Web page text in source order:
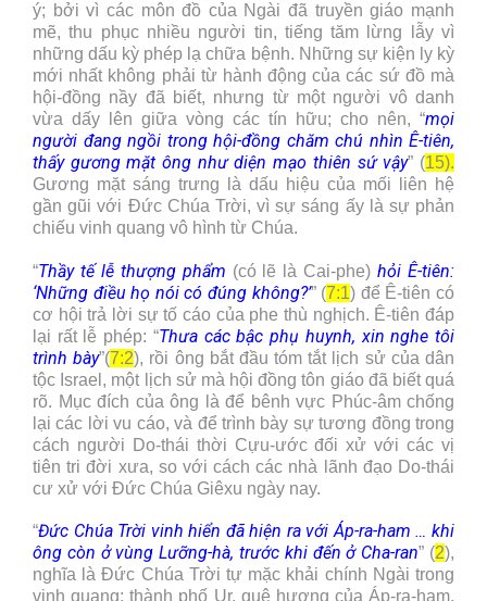
ý; bởi vì các môn đồ của Ngài đã truyền giáo mạnh
mẽ, thu phục nhiều người tin, tiếng tăm lừng lẫy vì
những dấu kỳ phép lạ chữa bệnh. Những sự kiện ly kỳ
mới nhất không phải từ hành động của các sứ đồ mà
hội-đồng nầy đã biết, nhưng từ một người vô danh
vừa dấy lên giữa vòng các tín hữu; cho nên, “mọi
người đang ngồi trong hội-đồng chăm chú nhìn Ê-tiên,
thấy gương mặt ông như diện mạo thiên sứ vậy” (15).
Gương mặt sáng trưng là dấu hiệu của mối liên hệ
gần gũi với Đức Chúa Trời, vì sự sáng ấy là sự phản
chiếu vinh quang vô hình từ Chúa.
“Thầy tế lễ thượng phẩm (có lẽ là Cai-phe) hỏi Ê-tiên:
‘Những điều họ nói có đúng không?’” (7:1) để Ê-tiên có
cơ hội trả lời sự tố cáo của phe thù nghịch. Ê-tiên đáp
lại rất lễ phép: “Thưa các bậc phụ huynh, xin nghe tôi
trình bày”(7:2), rồi ông bắt đầu tóm tắt lịch sử của dân
tộc Israel, một lịch sử mà hội đồng tôn giáo đã biết quá
rõ. Mục đích của ông là để bênh vực Phúc-âm chống
lại các lời vu cáo, và để trình bày sự tương đồng trong
cách người Do-thái thời Cựu-ước đối xử với các vị
tiên tri đời xưa, so với cách các nhà lãnh đạo Do-thái
cư xử với Đức Chúa Giêxu ngày nay.
“Đức Chúa Trời vinh hiển đã hiện ra với Áp-ra-ham … khi
ông còn ở vùng Lưỡng-hà, trước khi đến ở Cha-ran” (2),
nghĩa là Đức Chúa Trời tự mặc khải chính Ngài trong
vinh quang; thành phố Ur, quê hương của Áp-ra-ham,